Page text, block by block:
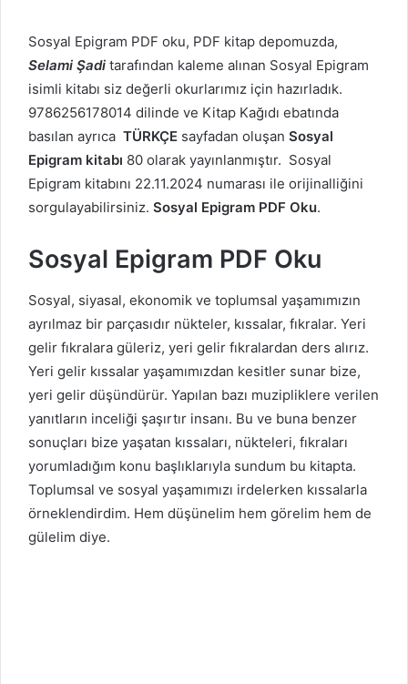
Sosyal Epigram PDF oku, PDF kitap depomuzda,
Selami Şadi tarafından kaleme alınan Sosyal Epigram
isimli kitabı siz değerli okurlarımız için hazırladık.
9786256178014 dilinde ve Kitap Kağıdı ebatında
basılan ayrıca TÜRKÇE sayfadan oluşan Sosyal
Epigram kitabı 80 olarak yayınlanmıştır. Sosyal
Epigram kitabını 22.11.2024 numarası ile orijinalliğini
sorgulayabilirsiniz. Sosyal Epigram PDF Oku.
Sosyal Epigram PDF Oku
Sosyal, siyasal, ekonomik ve toplumsal yaşamımızın
ayrılmaz bir parçasıdır nükteler, kıssalar, fıkralar. Yeri
gelir fıkralara güleriz, yeri gelir fıkralardan ders alırız.
Yeri gelir kıssalar yaşamımızdan kesitler sunar bize,
yeri gelir düşündürür. Yapılan bazı muzipliklere verilen
yanıtların inceliği şaşırtır insanı. Bu ve buna benzer
sonuçları bize yaşatan kıssaları, nükteleri, fıkraları
yorumladığım konu başlıklarıyla sundum bu kitapta.
Toplumsal ve sosyal yaşamımızı irdelerken kıssalarla
örneklendirdim. Hem düşünelim hem görelim hem de
gülelim diye.